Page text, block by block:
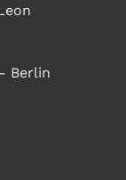
Berlin